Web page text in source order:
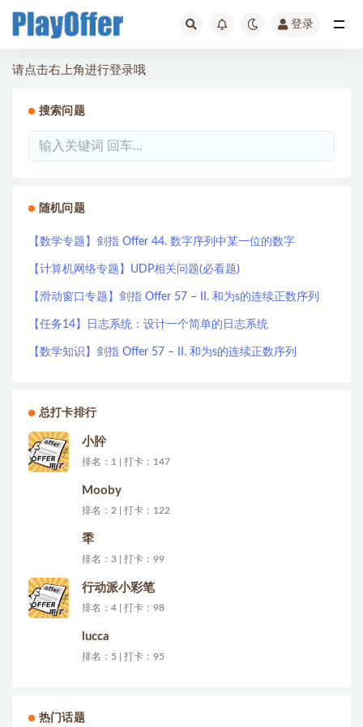
登录
请点击右上角进行登录哦
搜索问题
随机问题
【数学专题】剑指 Offer 44. 数字序列中某一位的数字
【计算机网络专题】UDP相关问题(必看题)
【滑动窗口专题】剑指 Offer 57 – II. 和为s的连续正数序列
【任务14】日志系统：设计一个简单的日志系统
【数学知识】剑指 Offer 57 – II. 和为s的连续正数序列
总打卡排行
小肸
排名：1 | 打卡：147
Mooby
排名：2 | 打卡：122
秊
排名：3 | 打卡：99
行动派小彩笔
排名：4 | 打卡：98
lucca
排名：5 | 打卡：95
热门话题